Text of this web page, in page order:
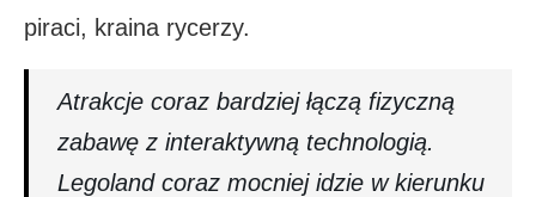
piraci, kraina rycerzy.
Atrakcje coraz bardziej łączą fizyczną
zabawę z interaktywną technologią.
Legoland coraz mocniej idzie w kierunku